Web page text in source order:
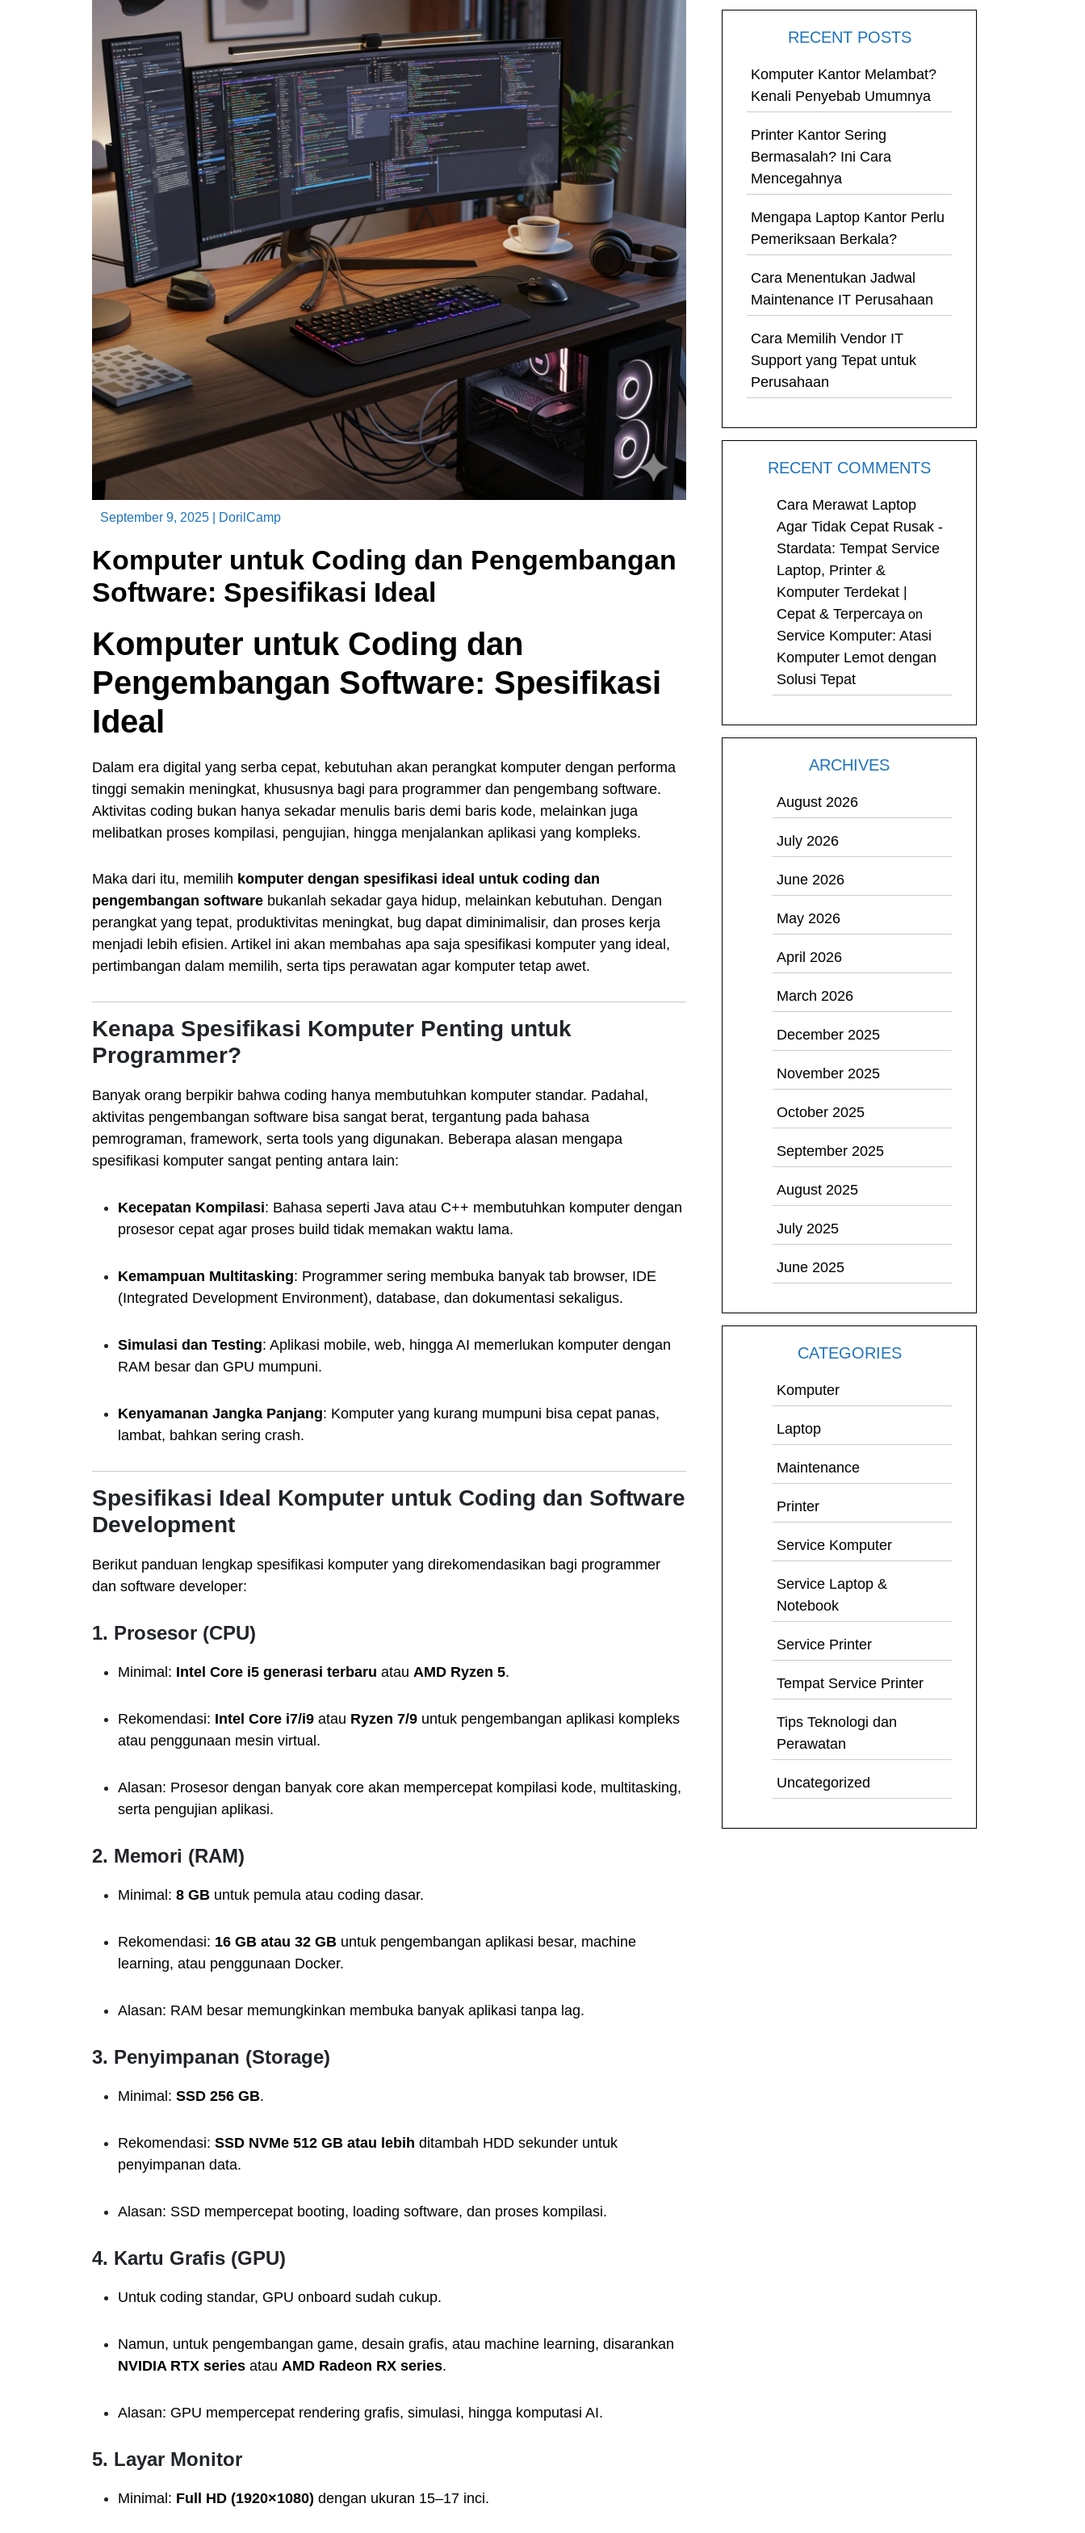
September 9, 2025 DorilCamp
Komputer untuk Coding dan Pengembangan
Software: Spesifikasi Ideal
Komputer untuk Coding dan
Pengembangan Software: Spesifikasi
Ideal
Dalam era digital yang serba cepat, kebutuhan akan perangkat komputer dengan performa
tinggi semakin meningkat, khususnya bagi para programmer dan pengembang software.
Aktivitas coding bukan hanya sekadar menulis baris demi baris kode, melainkan juga
melibatkan proses kompilasi, pengujian, hingga menjalankan aplikasi yang kompleks.
Maka dari itu, memilih komputer dengan spesifikasi ideal untuk coding dan
pengembangan software bukanlah sekadar gaya hidup, melainkan kebutuhan. Dengan
perangkat yang tepat, produktivitas meningkat, bug dapat diminimalisir, dan proses kerja
menjadi lebih efisien. Artikel ini akan membahas apa saja spesifikasi komputer yang ideal,
pertimbangan dalam memilih, serta tips perawatan agar komputer tetap awet.
Kenapa Spesifikasi Komputer Penting untuk
Programmer?
Banyak orang berpikir bahwa coding hanya membutuhkan komputer standar. Padahal,
aktivitas pengembangan software bisa sangat berat, tergantung pada bahasa
pemrograman, framework, serta tools yang digunakan. Beberapa alasan mengapa
spesifikasi komputer sangat penting antara lain:
Kecepatan Kompilasi: Bahasa seperti Java atau C++ membutuhkan komputer dengan
prosesor cepat agar proses build tidak memakan waktu lama.
Kemampuan Multitasking: Programmer sering membuka banyak tab browser, IDE
(Integrated Development Environment), database, dan dokumentasi sekaligus.
Simulasi dan Testing: Aplikasi mobile, web, hingga AI memerlukan komputer dengan
RAM besar dan GPU mumpuni.
Kenyamanan Jangka Panjang: Komputer yang kurang mumpuni bisa cepat panas,
lambat, bahkan sering crash.
Spesifikasi Ideal Komputer untuk Coding dan Software
Development
Berikut panduan lengkap spesifikasi komputer yang direkomendasikan bagi programmer
dan software developer:
1. Prosesor (CPU)
Minimal: Intel Core i5 generasi terbaru atau AMD Ryzen 5.
Rekomendasi: Intel Core i7/i9 atau Ryzen 7/9 untuk pengembangan aplikasi kompleks
atau penggunaan mesin virtual.
Alasan: Prosesor dengan banyak core akan mempercepat kompilasi kode, multitasking,
serta pengujian aplikasi.
2. Memori (RAM)
Minimal: 8 GB untuk pemula atau coding dasar.
Rekomendasi: 16 GB atau 32 GB untuk pengembangan aplikasi besar, machine
learning, atau penggunaan Docker.
Alasan: RAM besar memungkinkan membuka banyak aplikasi tanpa lag.
3. Penyimpanan (Storage)
Minimal: SSD 256 GB.
Rekomendasi: SSD NVMe 512 GB atau lebih ditambah HDD sekunder untuk
penyimpanan data.
Alasan: SSD mempercepat booting, loading software, dan proses kompilasi.
4. Kartu Grafis (GPU)
Untuk coding standar, GPU onboard sudah cukup.
Namun, untuk pengembangan game, desain grafis, atau machine learning, disarankan
NVIDIA RTX series atau AMD Radeon RX series.
Alasan: GPU mempercepat rendering grafis, simulasi, hingga komputasi AI.
5. Layar Monitor
Minimal: Full HD (1920×1080) dengan ukuran 15–17 inci.
RECENT POSTS
Komputer Kantor Melambat?
Kenali Penyebab Umumnya
Printer Kantor Sering
Bermasalah? Ini Cara
Mencegahnya
Mengapa Laptop Kantor Perlu
Pemeriksaan Berkala?
Cara Menentukan Jadwal
Maintenance IT Perusahaan
Cara Memilih Vendor IT
Support yang Tepat untuk
Perusahaan
RECENT COMMENTS
Cara Merawat Laptop
Agar Tidak Cepat Rusak -
Stardata: Tempat Service
Laptop, Printer &
Komputer Terdekat |
Cepat & Terpercaya on
Service Komputer: Atasi
Komputer Lemot dengan
Solusi Tepat
ARCHIVES
August 2026
July 2026
June 2026
May 2026
April 2026
March 2026
December 2025
November 2025
October 2025
September 2025
August 2025
July 2025
June 2025
CATEGORIES
Komputer
Laptop
Maintenance
Printer
Service Komputer
Service Laptop &
Notebook
Service Printer
Tempat Service Printer
Tips Teknologi dan
Perawatan
Uncategorized